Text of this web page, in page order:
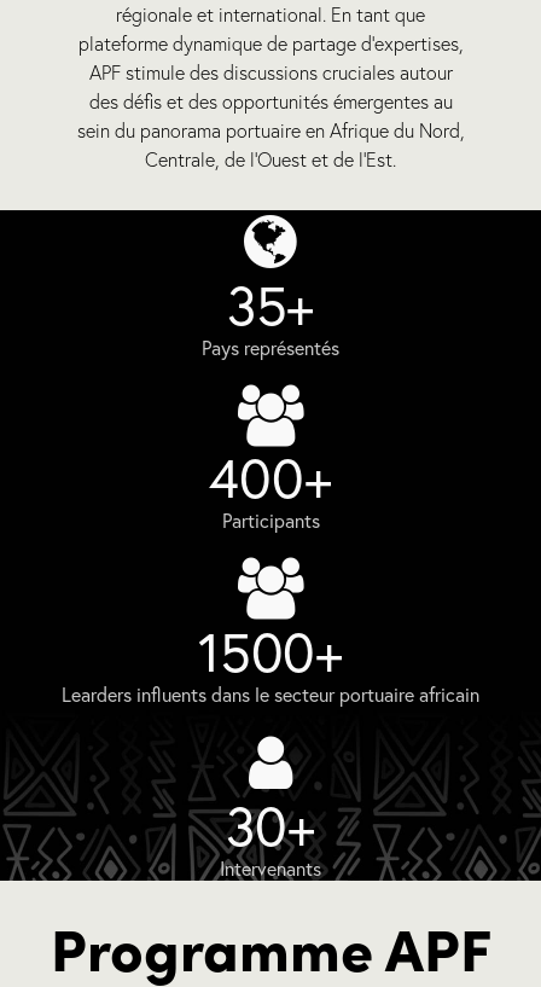
régionale et international. En tant que
plateforme dynamique de partage d’expertises,
APF stimule des discussions cruciales autour
des défis et des opportunités émergentes au
sein du panorama portuaire en Afrique du Nord,
Centrale, de l’Ouest et de l’Est.
35+
Pays représentés
400+
Participants
1500+
Learders influents dans le secteur portuaire africain
30+
Intervenants
Programme APF